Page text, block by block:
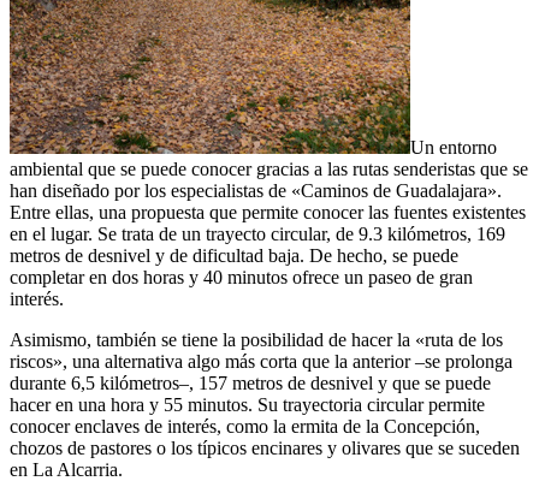
Un entorno
ambiental que se puede conocer gracias a las rutas senderistas que se
han diseñado por los especialistas de «Caminos de Guadalajara».
Entre ellas, una propuesta que permite conocer las fuentes existentes
en el lugar. Se trata de un trayecto circular, de 9.3 kilómetros, 169
metros de desnivel y de dificultad baja. De hecho, se puede
completar en dos horas y 40 minutos ofrece un paseo de gran
interés.
Asimismo, también se tiene la posibilidad de hacer la «ruta de los
riscos», una alternativa algo más corta que la anterior –se prolonga
durante 6,5 kilómetros–, 157 metros de desnivel y que se puede
hacer en una hora y 55 minutos. Su trayectoria circular permite
conocer enclaves de interés, como la ermita de la Concepción,
chozos de pastores o los típicos encinares y olivares que se suceden
en La Alcarria.